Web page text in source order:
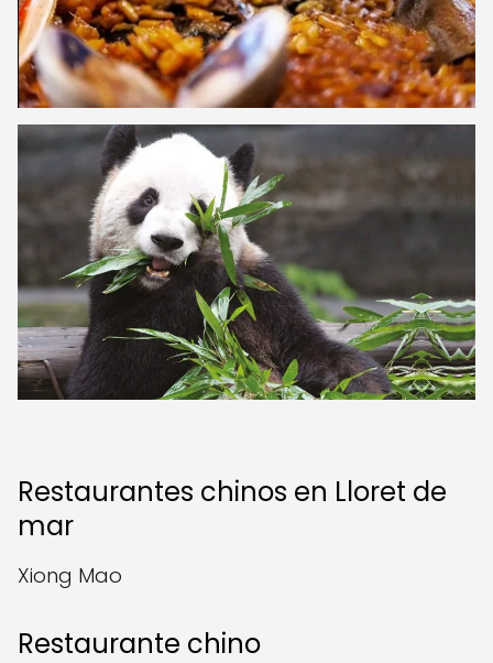
Restaurantes chinos en Lloret de
mar
Xiong Mao
Restaurante chino